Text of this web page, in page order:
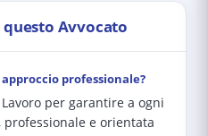
Avvocato
professionale?
per garantire a ogni
e orientata